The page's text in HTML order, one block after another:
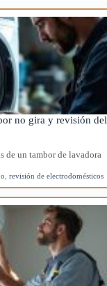
no gira y revisión del
de un tambor de lavadora
,revisión de electrodomésticos